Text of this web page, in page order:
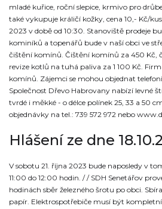
mladé kuřice, roční slepice, krmivo pro
také vykupuje králičí kožky, cena 10,- Kč/
2023 v době od 10:30. Stanoviště prodeje
kominíků a topenářů bude v naší obci ve
čištění komínů. Čištění komínů za 450 Kč,
revize kotlů na tuhá paliva za 1 100 Kč.
komínů. Zájemci se mohou objednat
Společnost Dřevo Habrovany nabízí levné
tvrdé i měkké - o délce polínek 25, 33 a 50
objednávky na tel.: 739 572 972 nebo
Hlášení ze dne
V sobotu 21. října 2023 bude naposledy v
11:00 do 12:00 hodin. / / SDH Senetářov
hodinách sběr železného šrotu po obci.
papír. Elektrospotřebiče musí být